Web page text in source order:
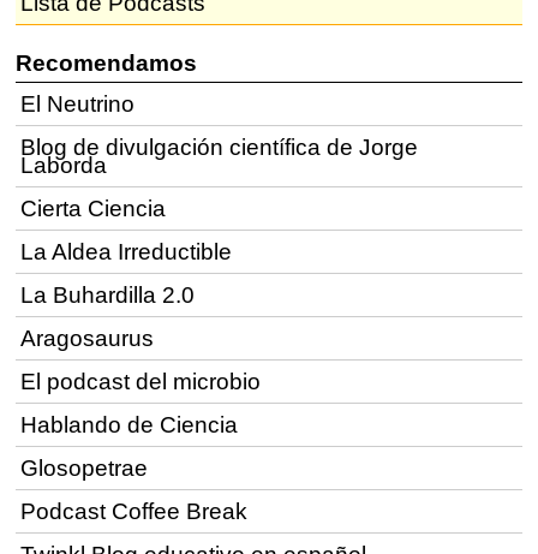
Recomendamos
El Neutrino
Blog de divulgación científica de Jorge
Laborda
Cierta Ciencia
La Aldea Irreductible
La Buhardilla 2.0
Aragosaurus
El podcast del microbio
Hablando de Ciencia
Glosopetrae
Podcast Coffee Break